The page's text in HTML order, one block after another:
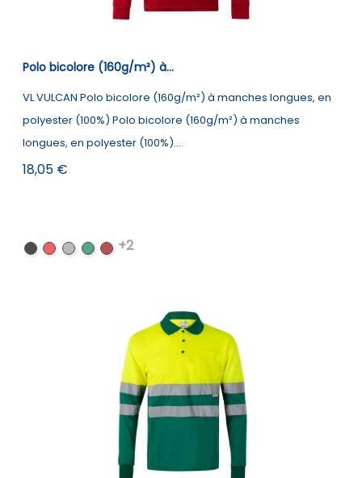
Polo bicolore (160g/m²) à...
VL VULCAN Polo bicolore (160g/m²) à manches longues, en
polyester (100%) Polo bicolore (160g/m²) à manches
longues, en polyester (100%)....
Prix
18,05 €
NoirRouge
GrisVertBordeaux
+2